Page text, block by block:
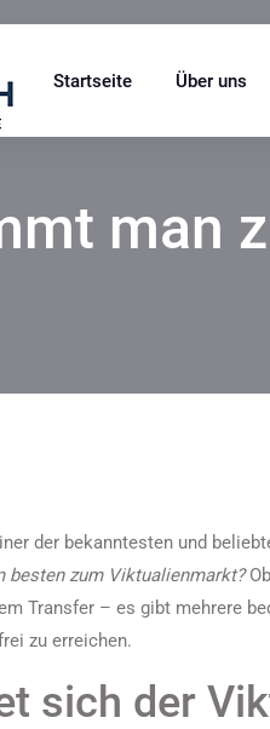
Startseite Über uns
man
der bekanntesten und
besten zum Viktualienmarkt?
Transfer – es gibt mehrere
zu erreichen.
sich der